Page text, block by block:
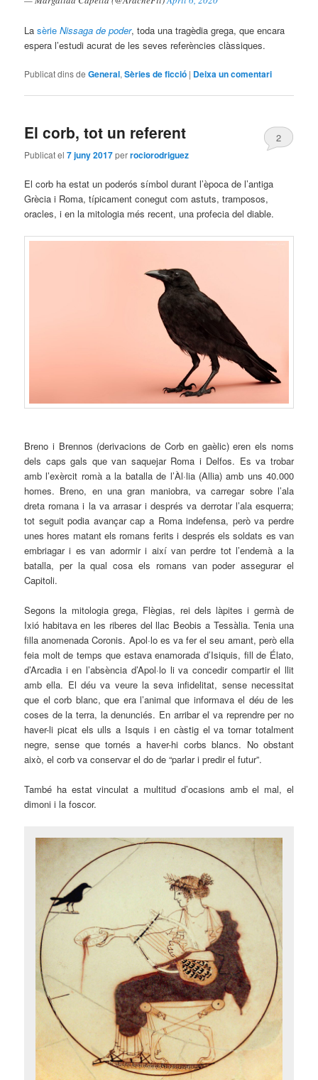
Lasèrie Nissaga de poder, toda una tragèdia grega, que encara
espera l’estudi acurat de les seves referències clàssiques.
Publicat dins de General,Sèries de ficció | Deixa un comentari
El corb, tot un referent
Publicat el7 juny 2017perrociorodriguez
2
El corb ha estat un poderós símbol durant l’època de l’antiga
Grècia i Roma, típicament conegutcom astuts, tramposos,
oracles, i en la mitologia més recent, una profecia del diable.
Breno i Brennos (derivacions de Corb en gaèlic) eren els noms
dels caps gals que van saquejar Roma i Delfos. Es va trobar
amb l’exèrcit romà a la batalla de l’Àl·lia(Allia) amb uns 40.000
homes. Breno, en una gran maniobra, va carregar sobre l’ala
dreta romana i la va arrasar i després va derrotar l’ala esquerra;
tot seguit podia avançar cap a Roma indefensa, però va perdre
unes hores matant els romans ferits i després els soldats es van
embriagar i es van adormir i així van perdre tot l’endemà a la
batalla, per la qual cosa els romans van poder assegurar el
Capitoli.
Segons la mitologia grega, Flègias, rei delslàpites i germà de
Ixió habitava en les riberes del llac Beobis a Tessàlia. Tenia una
filla anomenada Coronis. Apol·lo es va fer el seu amant, però ella
feia molt de temps que estava enamorada d’Isiquis, fill de Élato,
d’Arcadia i en l’absència d’Apol·lo li va concedir compartir el llit
amb ella. El déu va veure la seva infidelitat, sense necessitat
que el corb blanc, que era l’animal que informava el déu de les
coses de la terra, la denunciés. En arribar el va reprendre per no
haver-li picat els ulls a Isquis i en càstig el va tornar totalment
negre, sense que tornés a haver-hi corbs blancs. No obstant
això, el corb va conservar el do de “parlar i predir el futur”.
També ha estat vinculat a multitud d’ocasions amb el mal, el
dimoni i la foscor.